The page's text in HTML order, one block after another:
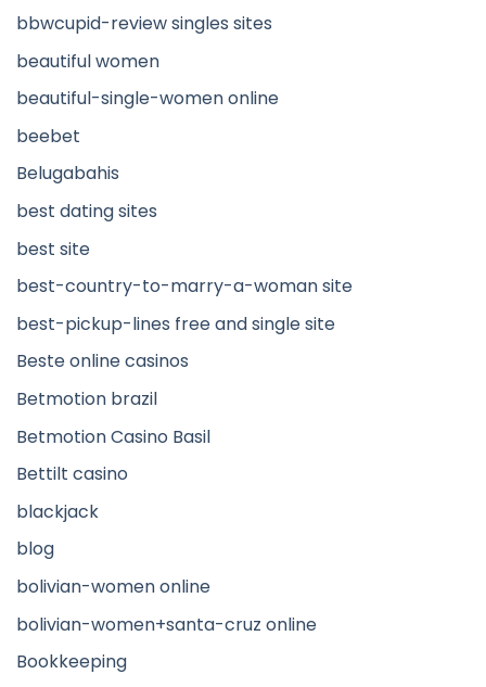
bbwcupid-review singles sites
beautiful women
beautiful-single-women online
beebet
Belugabahis
best dating sites
best site
best-country-to-marry-a-woman site
best-pickup-lines free and single site
Beste online casinos
Betmotion brazil
Betmotion Casino Basil
Bettilt casino
blackjack
blog
bolivian-women online
bolivian-women+santa-cruz online
Bookkeeping